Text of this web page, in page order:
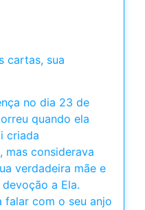
cartas, sua
no dia 23 de
quando ela
criada
mas considerava
verdadeira mãe e
a Ela.
falar com o seu anjo